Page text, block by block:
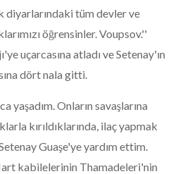
diyarlarındaki tüm devler ve
öğrensinler. Voupsov.''
uçarcasına atladı ve Setenay'ın
dört nala gitti.
yaşadım. Onların savaşlarına
kırıldıklarında, ilaç yapmak
Guaşe'ye yardım ettim.
kabilelerinin Thamadeleri'nin